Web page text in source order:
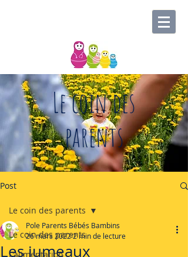
Post
Le coin des parents
L'alimentation
Le coin des parents
Les jumeaux
Pole Parents Bébés Bambins
26 mars 20222 min de lecture
Le coin des
parents